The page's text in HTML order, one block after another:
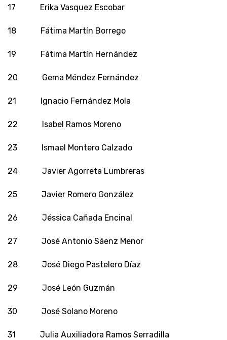
17 Erika Vasquez Escobar
18 Fátima Martín Borrego
19 Fátima Martín Hernández
20 Gema Méndez Fernández
21 Ignacio Fernández Mola
22 Isabel Ramos Moreno
23 Ismael Montero Calzado
24 Javier Agorreta Lumbreras
25 Javier Romero González
26 Jéssica Cañada Encinal
27 José Antonio Sáenz Menor
28 José Diego Pastelero Díaz
29 José León Guzmán
30 José Solano Moreno
31 Julia Auxiliadora Ramos Serradilla